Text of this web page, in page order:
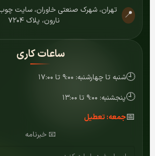
📍
تهران، شهرک صنعتی خاوران، سایت
نارون، پلاک ۷۲۰۴
ساعات کاری
🕘شنبه تا چهارشنبه: ۹:۰۰ تا ۱۷:۰۰
🕘پنجشنبه: ۹:۰۰ تا ۱۳:۰۰
📅جمعه: تعطیل
📧 خبرنامه